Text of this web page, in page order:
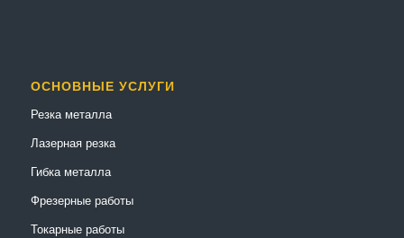
ОСНОВНЫЕ УСЛУГИ
Резка металла
Лазерная резка
Гибка металла
Фрезерные работы
Токарные работы